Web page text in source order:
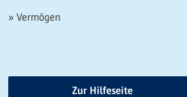
» Vermögen
Zur Hilfeseite